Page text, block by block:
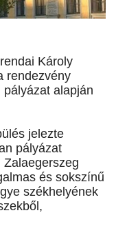
Károly
rendezvény
alapján
jelezte
pályázat
és sokszínű
székhelyének